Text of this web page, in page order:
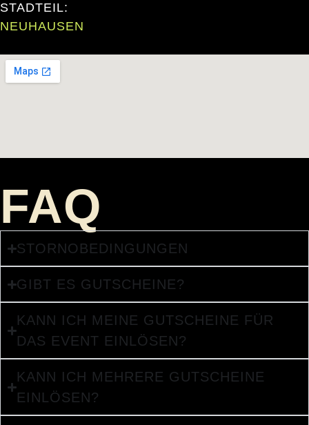
STADTEIL:
NEUHAUSEN
FAQ
STORNOBEDINGUNGEN
GIBT ES GUTSCHEINE?
KANN ICH MEINE GUTSCHEINE FÜR
DAS EVENT EINLÖSEN?
KANN ICH MEHRERE GUTSCHEINE
EINLÖSEN?